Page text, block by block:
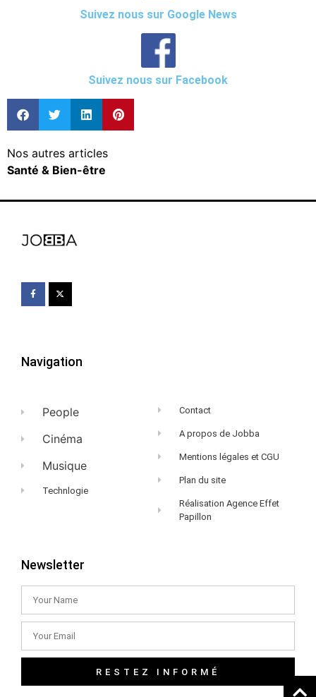
Suivez nous sur Google News
Suivez nous sur Facebook
Nos autres articles
Santé & Bien-être
Navigation
People
Cinéma
Musique
Technlogie
Contact
A propos de Jobba
Mentions légales et CGU
Plan du site
Réalisation Agence Effet
Papillon
Newsletter
RESTEZ INFORMÉ